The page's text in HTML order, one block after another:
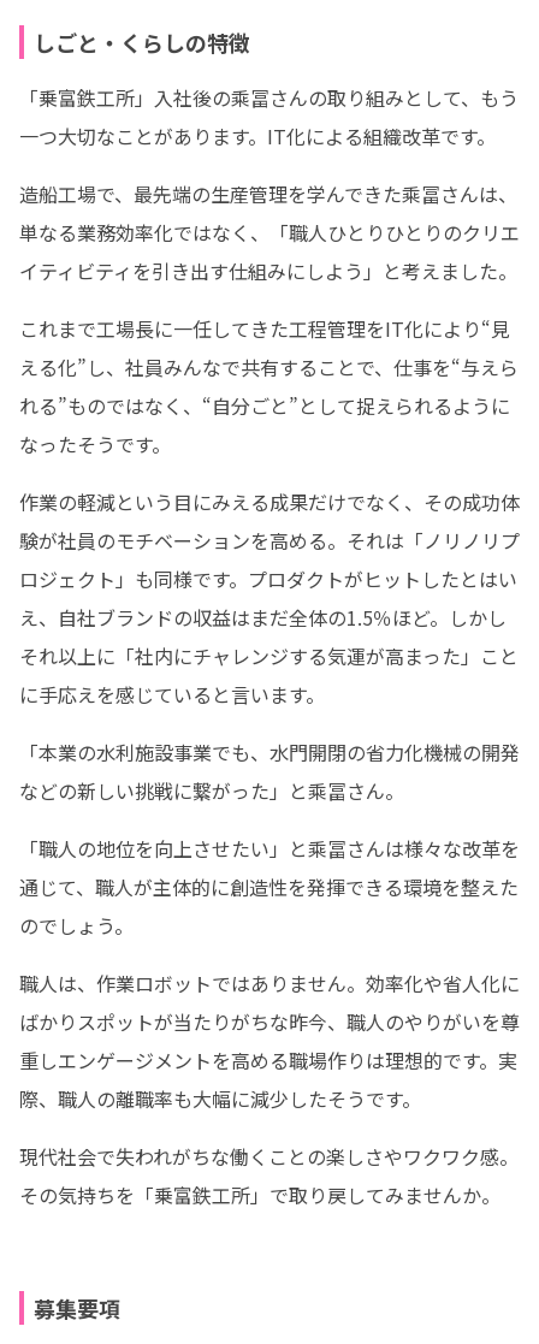
しごと・くらしの特徴
「乗富鉄工所」入社後の乘冨さんの取り組みとして、もう
一つ大切なことがあります。IT化による組織改革です。
造船工場で、最先端の生産管理を学んできた乘冨さんは、
単なる業務効率化ではなく、「職人ひとりひとりのクリエ
イティビティを引き出す仕組みにしよう」と考えました。
これまで工場長に一任してきた工程管理をIT化により“見
える化”し、社員みんなで共有することで、仕事を“与えら
れる”ものではなく、“自分ごと”として捉えられるように
なったそうです。
作業の軽減という目にみえる成果だけでなく、その成功体
験が社員のモチベーションを高める。それは「ノリノリプ
ロジェクト」も同様です。プロダクトがヒットしたとはい
え、自社ブランドの収益はまだ全体の1.5％ほど。しかし
それ以上に「社内にチャレンジする気運が高まった」こと
に手応えを感じていると言います。
「本業の水利施設事業でも、水門開閉の省力化機械の開発
などの新しい挑戦に繋がった」と乘冨さん。
「職人の地位を向上させたい」と乘冨さんは様々な改革を
通じて、職人が主体的に創造性を発揮できる環境を整えた
のでしょう。
職人は、作業ロボットではありません。効率化や省人化に
ばかりスポットが当たりがちな昨今、職人のやりがいを尊
重しエンゲージメントを高める職場作りは理想的です。実
際、職人の離職率も大幅に減少したそうです。
現代社会で失われがちな働くことの楽しさやワクワク感。
その気持ちを「乗富鉄工所」で取り戻してみませんか。
募集要項